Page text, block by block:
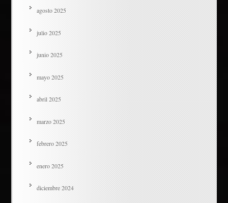
agosto 2025
julio 2025
junio 2025
mayo 2025
abril 2025
marzo 2025
febrero 2025
enero 2025
diciembre 2024